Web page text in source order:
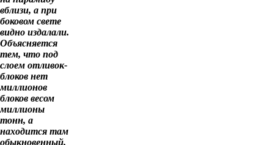
вблизи, а при
боковом свете
видно издалали.
Объясняется
тем, что под
слоем отливок-
блоков нет
миллионов
блоков весом
миллионы
тонн, а
находится там
обыкновенный,